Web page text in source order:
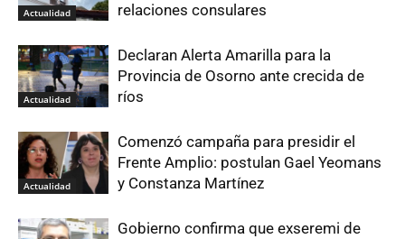
Actualidad
relaciones consulares
Actualidad
Declaran Alerta Amarilla para la
Provincia de Osorno ante crecida de
ríos
Actualidad
Comenzó campaña para presidir el
Frente Amplio: postulan Gael Yeomans
y Constanza Martínez
Gobierno confirma que exseremi de